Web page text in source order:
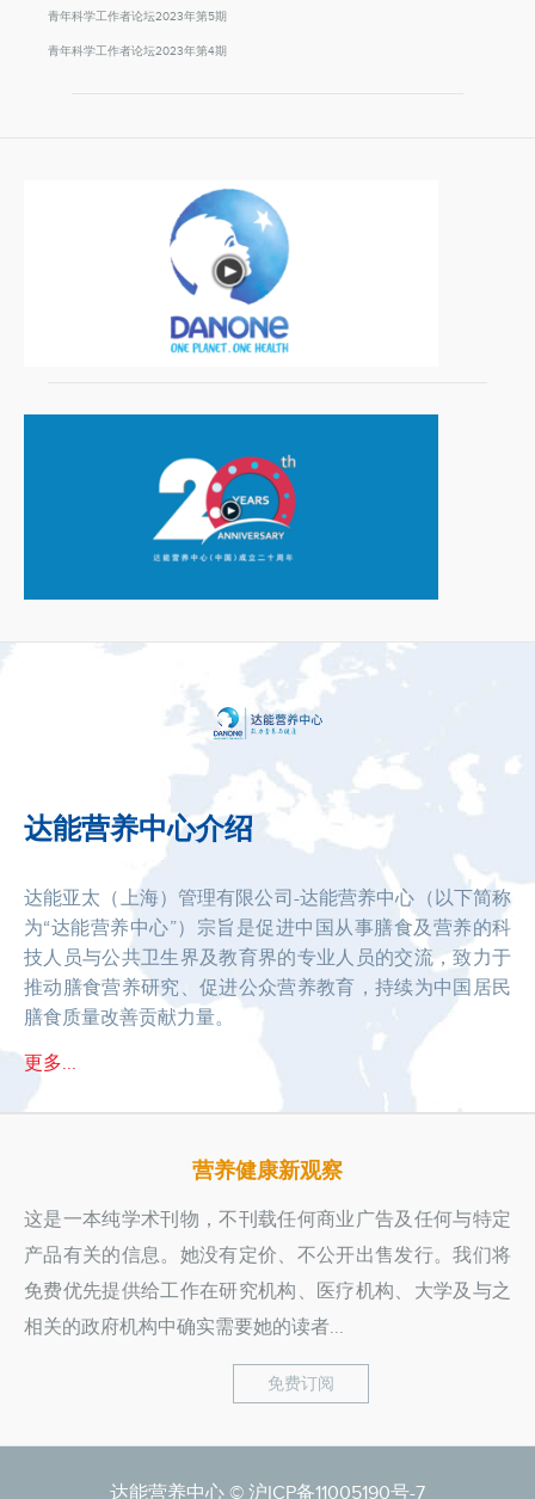
青年科学工作者论坛2023年第5期
青年科学工作者论坛2023年第4期
达能营养中心介绍
达能亚太（上海）管理有限公司-达能营养中心（以下简称
为“达能营养中心”）宗旨是促进中国从事膳食及营养的科
技人员与公共卫生界及教育界的专业人员的交流，致力于
推动膳食营养研究、促进公众营养教育，持续为中国居民
膳食质量改善贡献力量。
更多...
营养健康新观察
这是一本纯学术刊物，不刊载任何商业广告及任何与特定
产品有关的信息。她没有定价、不公开出售发行。我们将
免费优先提供给工作在研究机构、医疗机构、大学及与之
相关的政府机构中确实需要她的读者...
免费订阅
达能营养中心 © 沪ICP备11005190号-7